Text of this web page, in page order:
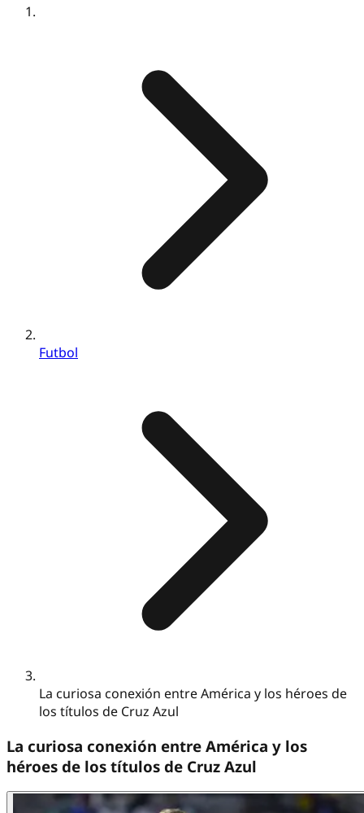
Futbol
La curiosa conexión entre América y los héroes de
los títulos de Cruz Azul
La curiosa conexión entre América y los
héroes de los títulos de Cruz Azul